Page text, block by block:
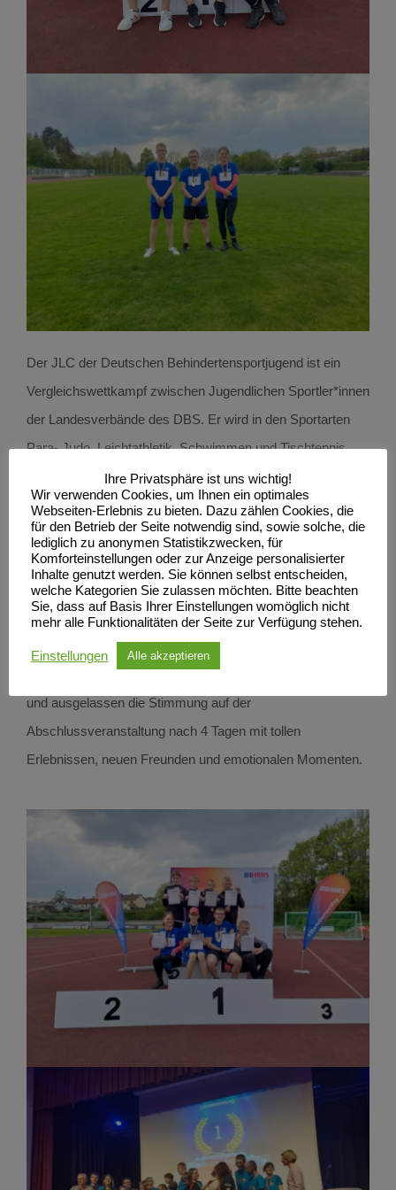
Der JLC der Deutschen Behindertensportjugend ist ein
Vergleichswettkampf zwischen Jugendlichen Sportler*innen
der Landesverbände des DBS. Er wird in den Sportarten
Para- Judo, Leichtathletik, Schwimmen und Tischtennis
durchgeführt. Unsere 3 Leichtathleten Pien Abrahams, Erik
Brandt Werner und Jan- Ole Bauer waren das1.Mal
dabei
und kämpften sich im Blockmehrkampf auf‘ s
Siegertreppchen; Ole auf Platz 1 in der U 20 m, Erik auf
Platz 3 in der U 17 m und Pien ebenfalls auf Platz 3 in der U
20 w. 11 Teams aus 11 Bundesländern waren am Start und
unser Team aus M/V landete in der Gesamtwertung auf
dem 1. Platz. Riesig war die Freude über den größten Pokal
und ausgelassen die Stimmung auf der
Abschlussveranstaltung nach 4 Tagen mit tollen
Erlebnissen, neuen Freunden und emotionalen Momenten.
Ihre Privatsphäre ist uns wichtig!
Wir verwenden Cookies, um Ihnen ein optimales
Webseiten-Erlebnis zu bieten. Dazu zählen Cookies, die
für den Betrieb der Seite notwendig sind, sowie solche, die
lediglich zu anonymen Statistikzwecken, für
Komforteinstellungen oder zur Anzeige personalisierter
Inhalte genutzt werden. Sie können selbst entscheiden,
welche Kategorien Sie zulassen möchten. Bitte beachten
Sie, dass auf Basis Ihrer Einstellungen womöglich nicht
mehr alle Funktionalitäten der Seite zur Verfügung stehen.
Einstellungen Alle akzeptieren